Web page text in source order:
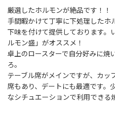
厳選したホルモンが絶品です！！
手間暇かけて丁寧に下処理したホ
下味を付けて提供しております。
ルモン盛」がオススメ！
卓上のロースターで自分好みに焼
ろ。
テーブル席がメインですが、カッ
席もあり、デートにも最適です。
なシチュエーションで利用できる